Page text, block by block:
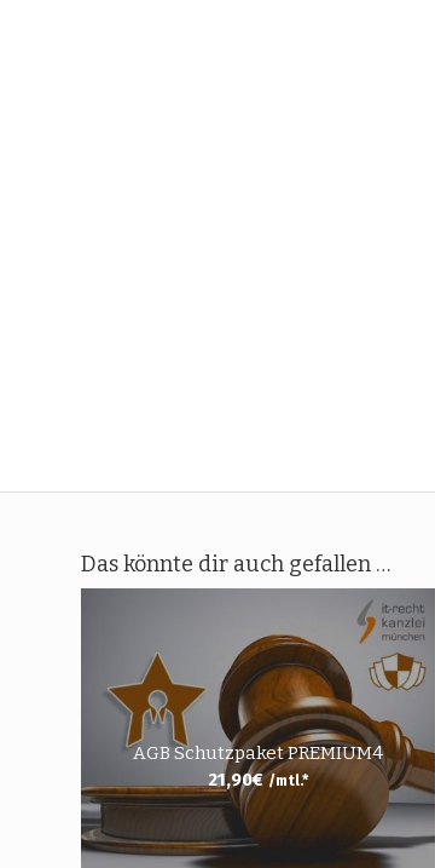
Das könnte dir auch gefallen …
AGB Schutzpaket PREMIUM4
21,90€ /mtl.*